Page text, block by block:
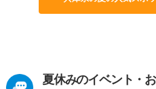
夏休みのイベント・